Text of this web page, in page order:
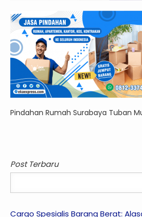
Pindahan Rumah Surabaya Tuban
Post Terbaru
Cargo Spesialis Barang Berat: